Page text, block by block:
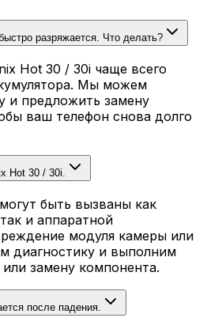
разряжается. Что делать?
Hot 30 / 30i чаще всего
Мы можем
и предложить замену
ваш телефон снова долго
Hot 30 / 30i.
быть вызваны как
и аппаратной
модуля камеры или
диагностику и выполним
замену компонента.
после падения.